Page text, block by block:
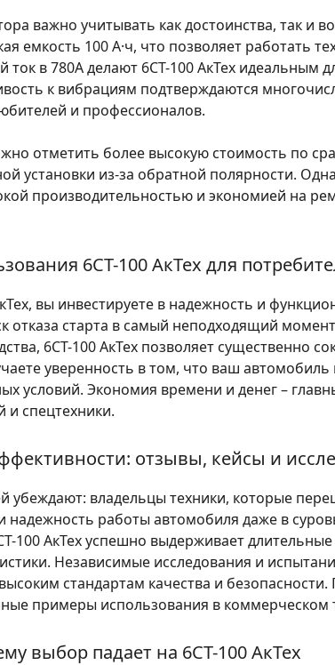
важно учитывать как достоинства, так
емкость 100 А·ч, что позволяет работать
ток в 780А делают 6СТ-100 АкТех идеальным
к вибрациям подтверждаются
и профессионалов.
отметить более высокую стоимость по
установки из-за обратной полярности.
производительностью и экономией на
6СТ-100 АкТех для
вы инвестируете в надежность и
отказа старта в самый неподходящий
6СТ-100 АкТех позволяет существенно
уверенность в том, что ваш
условий. Экономия времени и денег –
и спецтехники.
отзывы, кейсы и
убеждают: владельцы техники, которые
надежность работы автомобиля даже в
100 АкТех успешно выдерживает
Независимые исследования и
стандартам качества и
примеры использования в
выбор падает на 6СТ-100 АкТех